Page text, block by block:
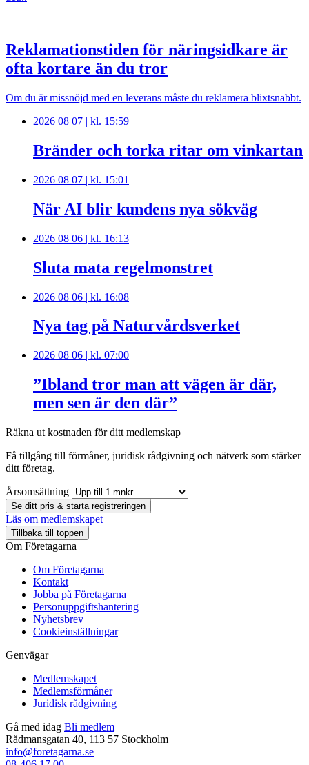
Reklamationstiden för näringsidkare är
ofta kortare än du tror
Om du är missnöjd med en leverans måste du reklamera blixtsnabbt.
2026 08 07 | kl. 15:59
Bränder och torka ritar om vinkartan
2026 08 07 | kl. 15:01
När AI blir kundens nya sökväg
2026 08 06 | kl. 16:13
Sluta mata regelmonstret
2026 08 06 | kl. 16:08
Nya tag på Naturvårdsverket
2026 08 06 | kl. 07:00
”Ibland tror man att vägen är där,
men sen är den där”
Räkna ut kostnaden för ditt medlemskap
Få tillgång till förmåner, juridisk rådgivning och nätverk som stärker
ditt företag.
Årsomsättning
Se ditt pris & starta registreringen
Läs om medlemskapet
Tillbaka till toppen
Om Företagarna
Om Företagarna
Kontakt
Jobba på Företagarna
Personuppgiftshantering
Nyhetsbrev
Cookieinställningar
Genvägar
Medlemskapet
Medlemsförmåner
Juridisk rådgivning
Gå med idag Bli medlem
Rådmansgatan 40, 113 57 Stockholm
info@foretagarna.se